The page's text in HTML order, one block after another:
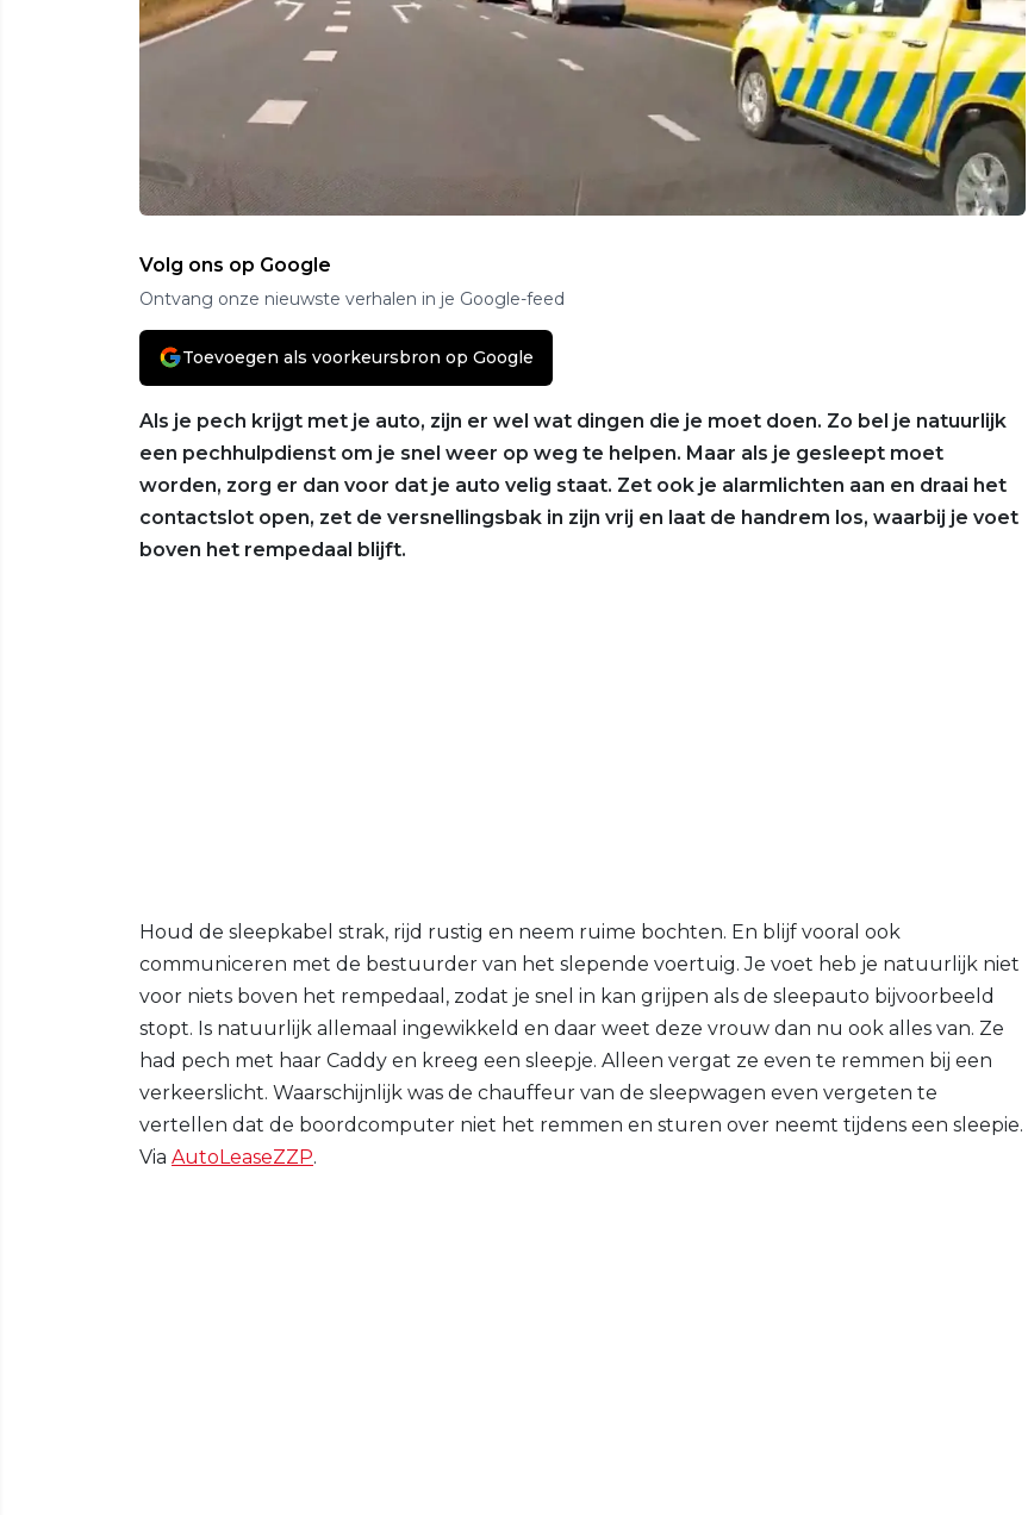
Volg ons op Google
Ontvang onze nieuwste verhalen in je Google-feed
Toevoegen als voorkeursbron op Google
Als je pech krijgt met je auto, zijn er wel wat dingen die je moet doen. Zo bel je natuurlijk
een pechhulpdienst om je snel weer op weg te helpen. Maar als je gesleept moet
worden, zorg er dan voor dat je auto velig staat. Zet ook je alarmlichten aan en draai het
contactslot open, zet de versnellingsbak in zijn vrij en laat de handrem los, waarbij je voet
boven het rempedaal blijft.
Houd de sleepkabel strak, rijd rustig en neem ruime bochten. En blijf vooral ook
communiceren met de bestuurder van het slepende voertuig. Je voet heb je natuurlijk niet
voor niets boven het rempedaal, zodat je snel in kan grijpen als de sleepauto bijvoorbeeld
stopt. Is natuurlijk allemaal ingewikkeld en daar weet deze vrouw dan nu ook alles van. Ze
had pech met haar Caddy en kreeg een sleepje. Alleen vergat ze even te remmen bij een
verkeerslicht. Waarschijnlijk was de chauffeur van de sleepwagen even vergeten te
vertellen dat de boordcomputer niet het remmen en sturen over neemt tijdens een sleepie.
Via AutoLeaseZZP.